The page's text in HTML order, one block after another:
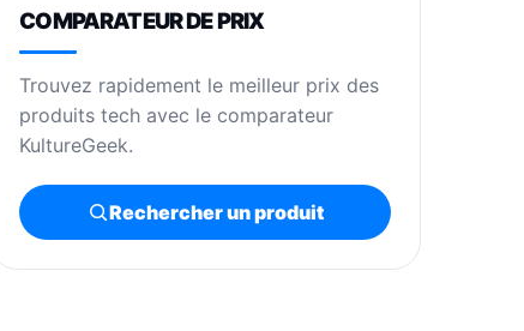
COMPARATEUR DE PRIX
Trouvez rapidement le meilleur prix des
produits tech avec le comparateur
KultureGeek.
Rechercher un produit